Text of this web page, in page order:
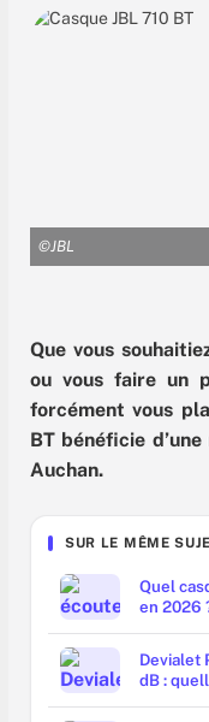
©JBL
Que vous
ou vous faire un
forcément vous
BT bénéficie
Auchan.
SUR LE MÊME
Quel
en 2026
Devialet
dB :